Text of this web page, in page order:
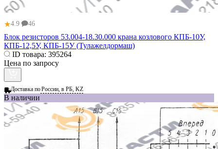
★4.9 46
Блок резисторов 53.004-18.30.000 крана козлового КПБ-10У,
КПБ-12,5У, КПБ-15У (Тулажелдормаш)
ID товара: 395264
Цена по запросу
Доставка поРоссии, в РБ, KZ
В наличии